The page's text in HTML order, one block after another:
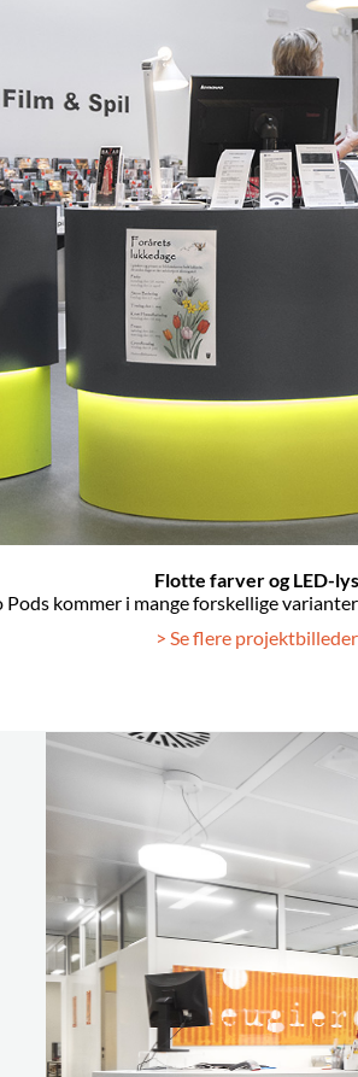
Flotte farver og LED-lys
kommer i mange forskellige
> Se flere projektbilleder